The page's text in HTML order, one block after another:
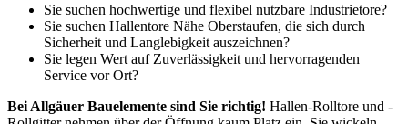
Sie suchen hochwertige und flexibel nutzbare Industrietore?
Sie suchen Hallentore Nähe Oberstaufen, die sich durch
Sicherheit und Langlebigkeit auszeichnen?
Sie legen Wert auf Zuverlässigkeit und hervorragenden
Service vor Ort?
Bei Allgäuer Bauelemente sind Sie richtig! Hallen-Rolltore und -